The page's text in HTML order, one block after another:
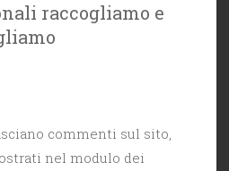
raccogliamo e
commenti sul sito,
nel modulo dei